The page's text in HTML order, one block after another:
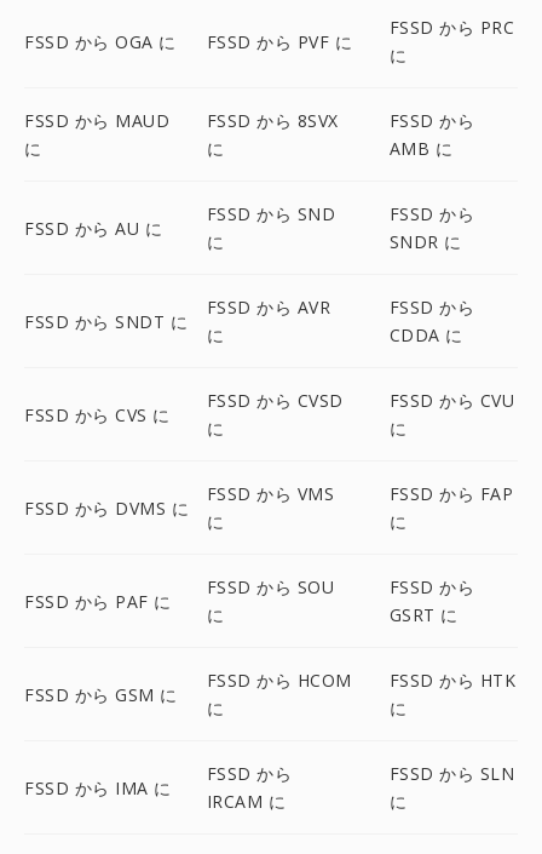
FSSD から OGA に FSSD から PVF に
FSSD から PRC
に
FSSD から MAUD
に
FSSD から 8SVX
に
FSSD から
AMB に
FSSD から AU に
FSSD から SND
に
FSSD から
SNDR に
FSSD から SNDT に
FSSD から AVR
に
FSSD から
CDDA に
FSSD から CVS に
FSSD から CVSD
に
FSSD から CVU
に
FSSD から DVMS に
FSSD から VMS
に
FSSD から FAP
に
FSSD から PAF に
FSSD から SOU
に
FSSD から
GSRT に
FSSD から GSM に
FSSD から HCOM
に
FSSD から HTK
に
FSSD から IMA に
FSSD から
IRCAM に
FSSD から SLN
に